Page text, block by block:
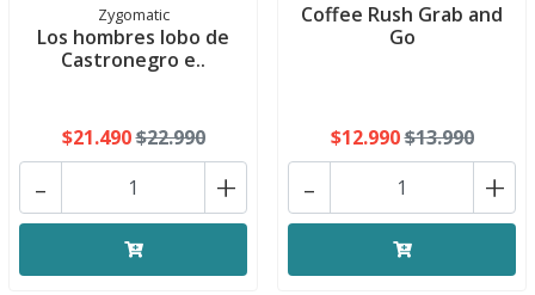
Zygomatic
Los hombres lobo de
Castronegro e..
$21.490$22.990
+
-
Coffee Rush Grab and
Go
$12.990$13.990
+
-